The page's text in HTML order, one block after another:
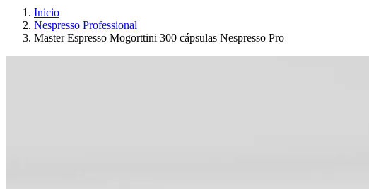
Inicio
Nespresso Professional
Master Espresso Mogorttini 300 cápsulas Nespresso Pro